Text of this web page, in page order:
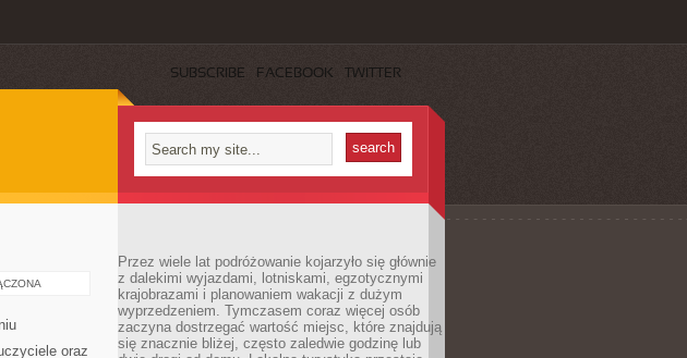
SUBSCRIBE FACEBOOK TWITTER
oraz
Przez wiele lat podróżowanie kojarzyło się głównie
z dalekimi wyjazdami, lotniskami, egzotycznymi
krajobrazami i planowaniem wakacji z dużym
wyprzedzeniem. Tymczasem coraz więcej osób
zaczyna dostrzegać wartość miejsc, które znajdują
się znacznie bliżej, często zaledwie godzinę lub